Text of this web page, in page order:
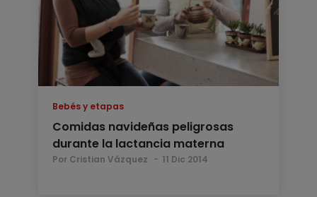
Bebés y etapas
Comidas navideñas peligrosas
durante la lactancia materna
Por Cristian Vázquez 11 Dic 2014